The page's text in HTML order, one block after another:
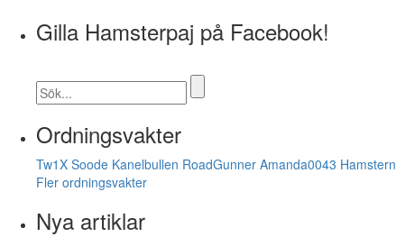
Gilla Hamsterpaj på Facebook!
Ordningsvakter
Tw1X Soode Kanelbullen RoadGunner Amanda0043 Hamstern
Fler ordningsvakter
Nya artiklar